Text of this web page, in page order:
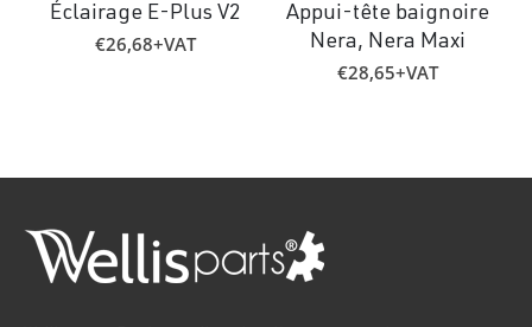
Éclairage E-Plus V2
€26,68+VAT
Appui-tête baignoire
Nera, Nera Maxi
€28,65+VAT